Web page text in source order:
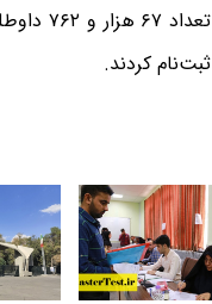
ثبت‌نام کردند.